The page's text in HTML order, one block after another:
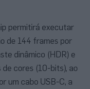
permitirá executar
de 144 frames por
dinâmico (HDR) e
cores (10-bits), ao
um cabo USB-C, a